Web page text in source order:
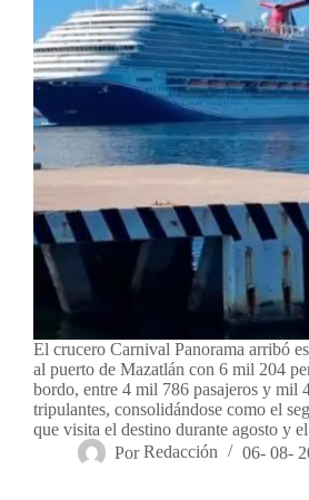
El crucero Carnival Panorama arribó
al puerto de Mazatlán con 6 mil 204
bordo, entre 4 mil 786 pasajeros y mil
tripulantes, consolidándose como el
que visita el destino durante agosto y
Por Redacción 06- 08-